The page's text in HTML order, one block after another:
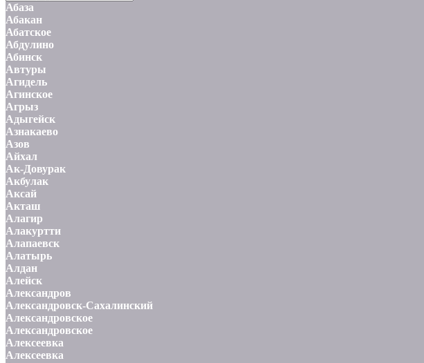
Абаза
Абакан
Абатское
Абдулино
Абинск
Автуры
Агидель
Агинское
Агрыз
Адыгейск
Азнакаево
Азов
Айхал
Ак-Довурак
Акбулак
Аксай
Акташ
Алагир
Алакуртти
Алапаевск
Алатырь
Алдан
Алейск
Александров
Александровск-Сахалинский
Александровское
Александровское
Алексеевка
Алексеевка